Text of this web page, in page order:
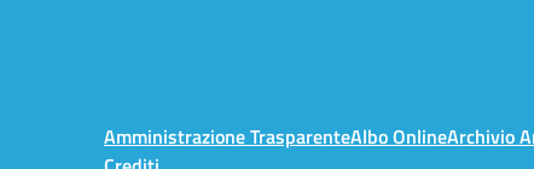
Amministrazione TrasparenteAlbo OnlineArchivio